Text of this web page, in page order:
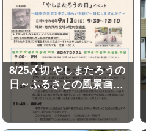
8/25〆切 やしまたろうの
日～ふるさとの風景画…